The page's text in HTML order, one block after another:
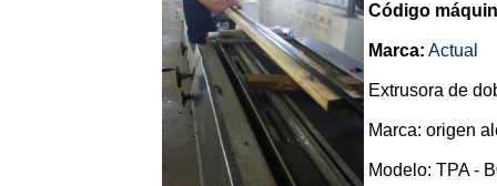
Código
Marca: Actual
Extrusora de
Marca: origen
Modelo: TPA -